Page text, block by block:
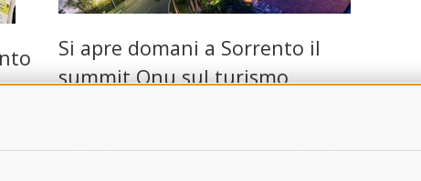
Si apre domani a Sorrento il
summit Onu sul turismo